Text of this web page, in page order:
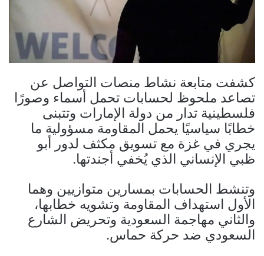
كشفت متابعة نشاط منصات التواصل عن
تصاعد ملحوظ لحسابات تحمل أسماء وصورًا
فلسطينية تدار من دولة الإمارات وتتبنى
خطابًا سياسيًا يحمل المقاومة مسؤولية ما
يجري في غزة مع تسويق مكثف لدور أبو
ظبي الإنساني الذي يُخفي أجندتها.
وتنشط الحسابات بمسارين متوازيين وهما
الأول استهداف المقاومة وتشويه خطابها،
والثاني مهاجمة السعودية وتحريض الشارع
السعودي ضد حركة حماس.